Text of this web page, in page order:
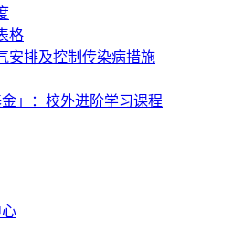
格
安排及控制传染病措施
金」：校外进阶学习课程